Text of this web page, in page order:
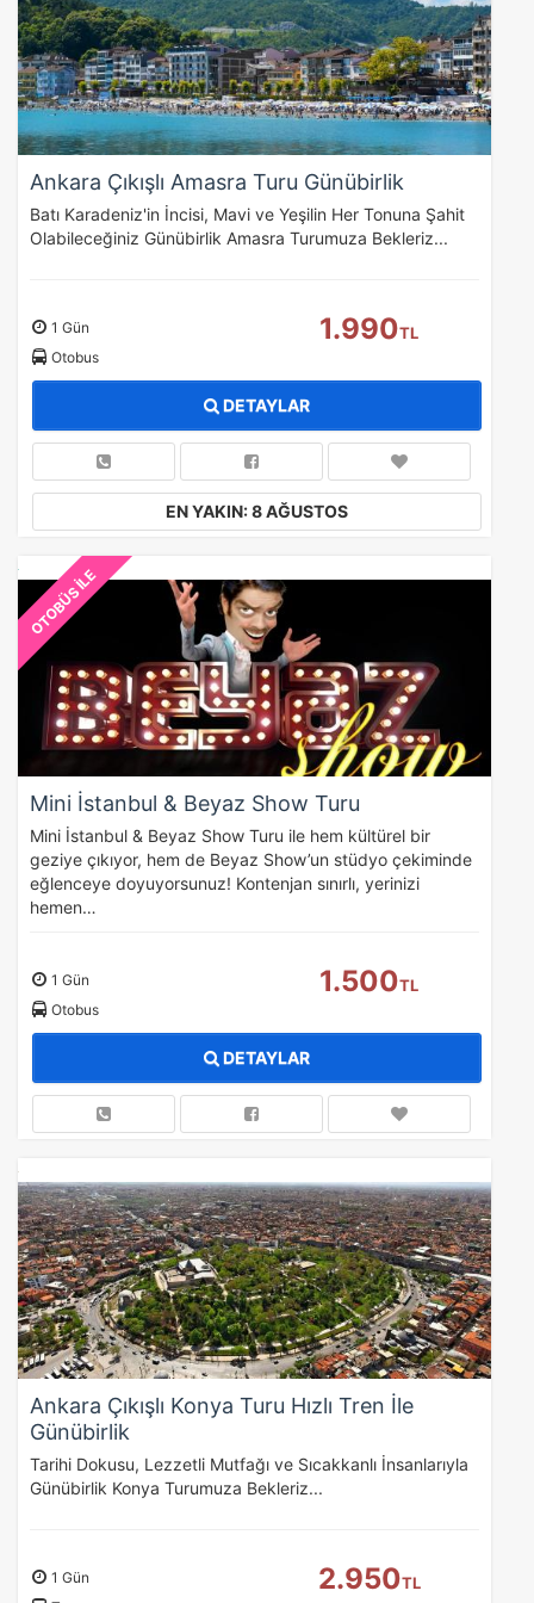
ÇEREZ KULLANIM AYARLARINIZ
Ankara Çıkışlı Amasra Turu Günübirlik
Batı Karadeniz'in İncisi, Mavi ve Yeşilin Her Tonuna Şahit
Olabileceğiniz Günübirlik Amasra Turumuza Bekleriz...
1 Gün
Otobus
1.990TL
DETAYLAR
EN YAKIN: 8 AĞUSTOS
OTOBÜS İLE
Mini İstanbul & Beyaz Show Turu
Mini İstanbul & Beyaz Show Turu ile hem kültürel bir
geziye çıkıyor, hem de Beyaz Show’un stüdyo çekiminde
eğlenceye doyuyorsunuz! Kontenjan sınırlı, yerinizi
hemen…
1 Gün
Otobus
1.500TL
DETAYLAR
Ankara Çıkışlı Konya Turu Hızlı Tren İle
Günübirlik
Tarihi Dokusu, Lezzetli Mutfağı ve Sıcakkanlı İnsanlarıyla
Günübirlik Konya Turumuza Bekleriz...
1 Gün
2.950TL